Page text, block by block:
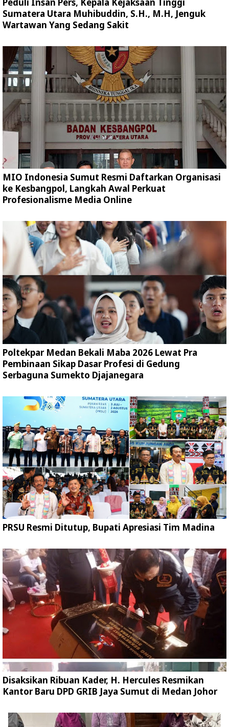
Sumatera Utara Muhibuddin, S.H., M.H, Jenguk
Wartawan Yang Sedang Sakit
MIO Indonesia Sumut Resmi Daftarkan Organisasi
ke Kesbangpol, Langkah Awal Perkuat
Profesionalisme Media Online
Poltekpar Medan Bekali Maba 2026 Lewat Pra
Pembinaan Sikap Dasar Profesi di Gedung
Serbaguna Sumekto Djajanegara
PRSU Resmi Ditutup, Bupati Apresiasi Tim Madina
Disaksikan Ribuan Kader, H. Hercules Resmikan
Kantor Baru DPD GRIB Jaya Sumut di Medan Johor